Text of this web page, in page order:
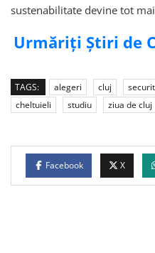
sustenabilitate devine tot
Urmăriți Știri de
TAGS: alegeri cluj
cheltuieli
studiu ziua de cluj
Facebook X